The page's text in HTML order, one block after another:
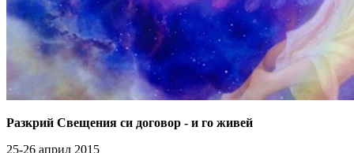
Разкрий Свещения си договор - и го живей
25-26 април 2015